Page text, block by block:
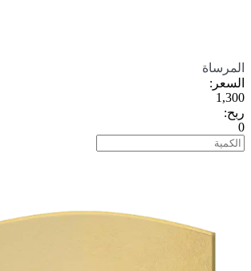
المرساة
السعر :
1,300
ربح:
0